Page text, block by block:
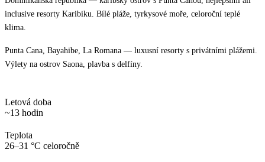
inclusive resorty Karibiku. Bílé pláže, tyrkysové moře, celoroční teplé
klima.
Punta Cana, Bayahibe, La Romana — luxusní resorty s privátními plážemi.
Výlety na ostrov Saona, plavba s delfíny.
Letová doba
~13 hodin
Teplota
26–31 °C celoročně